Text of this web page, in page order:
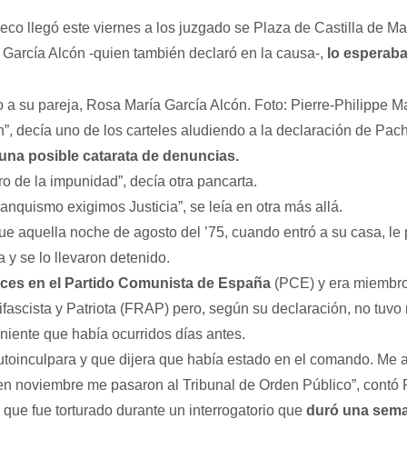
llegó este viernes a los juzgado se Plaza de Castilla de
Alcón -quien también declaró en la causa-, lo
a su pareja, Rosa María García Alcón. Foto: Pierre-Philippe
decía uno de los carteles aludiendo a la declaración de
posible catarata de denuncias.
de la impunidad”, decía otra pancarta.
exigimos Justicia”, se leía en otra más allá.
aquella noche de agosto del ’75, cuando entró a su casa, le
y se lo llevaron detenido.
en el Partido Comunista de España (PCE) y era
y Patriota (FRAP) pero, según su declaración, no tuvo
que había ocurridos días antes.
y que dijera que había estado en el comando. Me
noviembre me pasaron al Tribunal de Orden Público”, contó
fue torturado durante un interrogatorio que duró una